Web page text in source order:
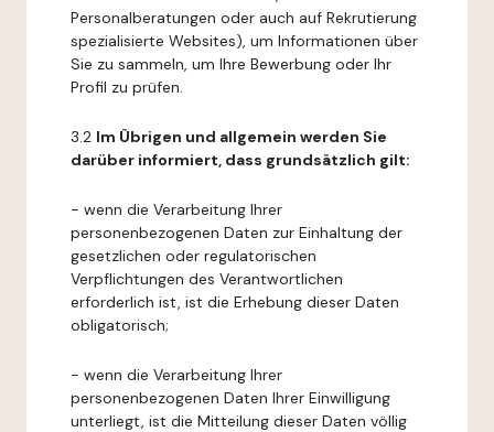
Personalberatungen oder auch auf Rekrutierung
spezialisierte Websites), um Informationen über
Sie zu sammeln, um Ihre Bewerbung oder Ihr
Profil zu prüfen.
3.2 Im Übrigen und allgemein werden Sie
darüber informiert, dass grundsätzlich gilt:
- wenn die Verarbeitung Ihrer
personenbezogenen Daten zur Einhaltung der
gesetzlichen oder regulatorischen
Verpflichtungen des Verantwortlichen
erforderlich ist, ist die Erhebung dieser Daten
obligatorisch;
- wenn die Verarbeitung Ihrer
personenbezogenen Daten Ihrer Einwilligung
unterliegt, ist die Mitteilung dieser Daten völlig